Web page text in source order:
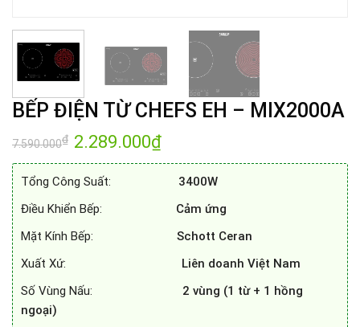
BẾP ĐIỆN TỪ CHEFS EH – MIX2000A
7.590.000₫ Giá
gốc
là:
7.590.000₫.
2.289.000₫Giá
tại
2.289.000₫.
Tổng Công Suất: 3400W
Điều Khiển Bếp: Cảm ứng
Mặt Kính Bếp: Schott Ceran
Xuất Xứ:
Liên doanh Việt Nam
Số Vùng Nấu:
2 vùng (1 từ + 1 hồng
ngoại)